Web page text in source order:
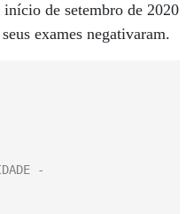
de setembro de 2020
exames negativaram.